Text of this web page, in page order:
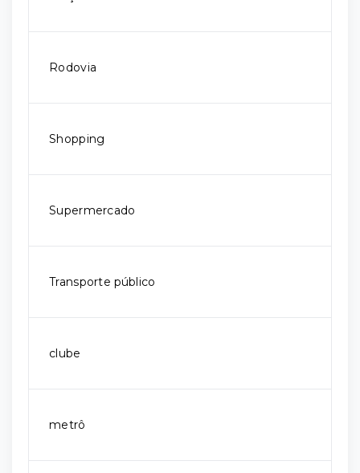
Rodovia
Shopping
Supermercado
Transporte público
clube
metrô